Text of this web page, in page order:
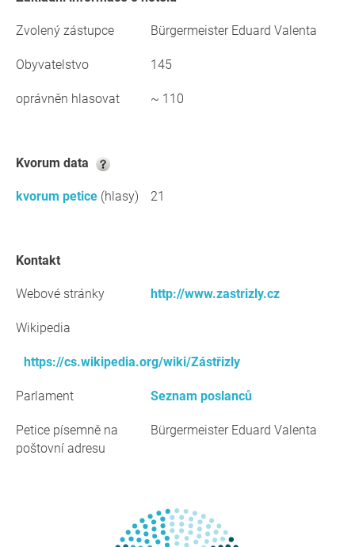
Zvolený zástupce Bürgermeister Eduard Valenta
Obyvatelstvo 145
oprávněn hlasovat ~ 110
kvorum data
kvorum petice (hlasy) 21
kontakt
Webové stránky http://www.zastrizly.cz
Wikipedia
https://cs.wikipedia.org/wiki/Zástřizly
Parlament Seznam poslanců
Petice písemně na
poštovní adresu
Bürgermeister Eduard Valenta